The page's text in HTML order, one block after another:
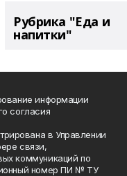
Рубрика "Еда и
напитки"
информации
согласия
в Управлении
связи,
коммуникаций по
номер ПИ № ТУ